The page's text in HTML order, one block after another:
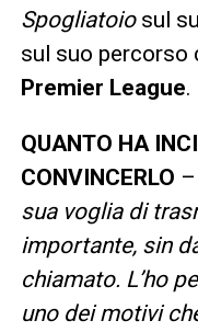
Spogliatoiosul
sul suo percorso
Premier League.
QUANTO HA
CONVINCERLO
sua voglia di
importante, sin
chiamato. L’ho
uno dei motivi